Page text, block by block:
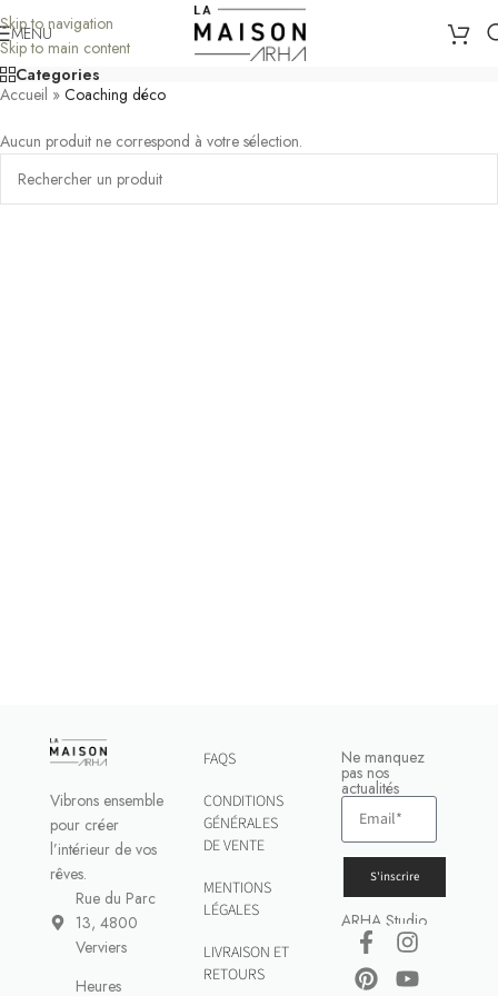
Skip to navigation
Skip to main content
MENU
Categories
Accueil » Coaching déco
Aucun produit ne correspond à votre sélection.
Vibrons ensemble
pour créer
l’intérieur de vos
rêves.
Rue du Parc
13, 4800
Verviers
Heures
FAQS
CONDITIONS
GÉNÉRALES
DE VENTE
MENTIONS
LÉGALES
LIVRAISON ET
RETOURS
Ne manquez
pas nos
actualités
S'inscrire
ARHA Studio